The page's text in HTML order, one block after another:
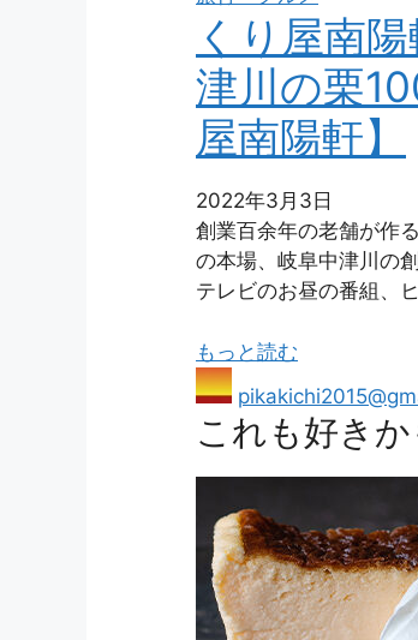
くり屋南
津川の栗
屋南陽軒】
2022年3月3日
創業百余年の老舗が作
の本場、岐阜中津川の
テレビのお昼の番組、
もっと読む
これも好きか